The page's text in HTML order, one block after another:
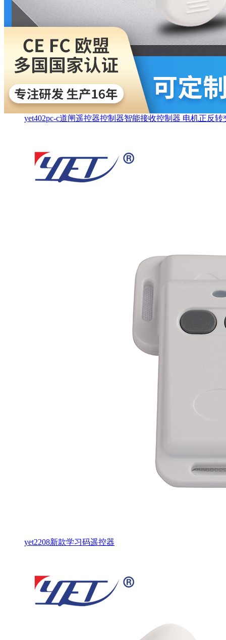
yet402pc-c道闸遥控器控制器智能接收控制器 电机正反
yet2208新款学习码遥控器